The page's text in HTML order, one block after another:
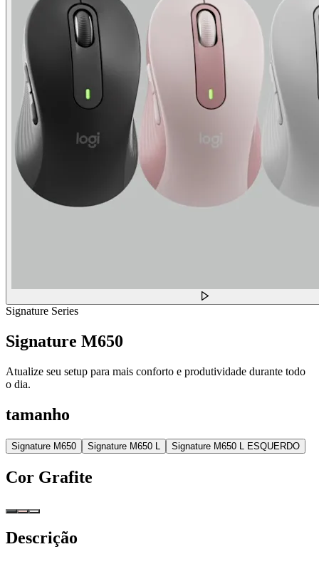
Signature Series
Signature M650
Atualize seu setup para mais conforto e produtividade durante todo
o dia.
tamanho
Signature M650 Signature M650 L Signature M650 L ESQUERDO
Cor Grafite
Descrição